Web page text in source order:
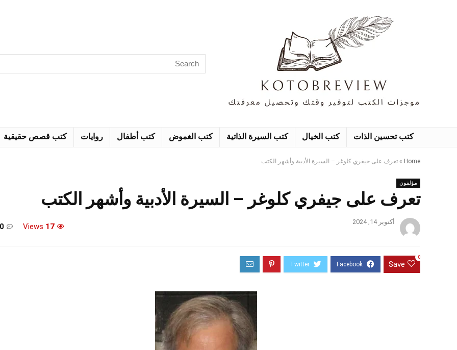
كتب تحسين الذات كتب الخيال كتب السيرة الذاتية كتب الغموض كتب أطفال روايات كتب قصص حقيقية
Home
» تعرف على جيفري كلوغر – السيرة الأدبية وأشهر الكتب
مؤلفون
تعرف على جيفري كلوغر – السيرة الأدبية وأشهر الكتب
أكتوبر 14, 2024
17
0
Save
0